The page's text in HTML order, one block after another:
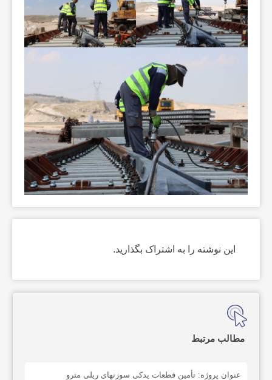
مطالب مرتبط
عنوان پروژه: تأمین قطعات یدکی سوزنهای ریلی مترو
این نوشته را به اشتراک بگذارید.